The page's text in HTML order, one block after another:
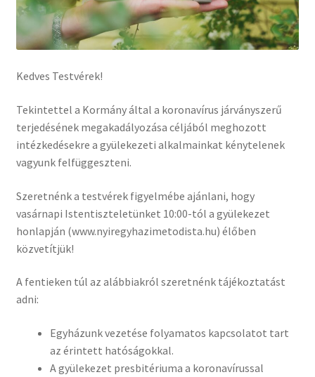
Kedves Testvérek!
Tekintettel a Kormány által a koronavírus járványszerű
terjedésének megakadályozása céljából meghozott
intézkedésekre a gyülekezeti alkalmainkat kénytelenek
vagyunk felfüggeszteni.
Szeretnénk a testvérek figyelmébe ajánlani, hogy
vasárnapi Istentiszteletünket 10:00-tól a gyülekezet
honlapján (www.nyiregyhazimetodista.hu) élőben
közvetítjük!
A fentieken túl az alábbiakról szeretnénk tájékoztatást
adni:
Egyházunk vezetése folyamatos kapcsolatot tart
az érintett hatóságokkal.
A gyülekezet presbitériuma a koronavírussal